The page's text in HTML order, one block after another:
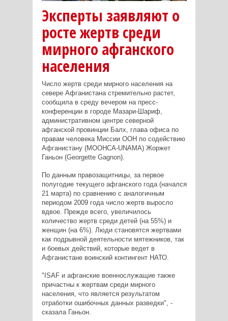
Эксперты заявляют о
росте жертв среди
мирного афганского
населения
Число жертв среди мирного населения на
севере Афганистана стремительно растет,
сообщила в среду вечером на пресс-
конференции в городе Мазари-Шариф,
административном центре северной
афганской провинции Балх, глава офиса по
правам человека Миссии ООН по содействию
Афганистану (МООНСА-UNAMA) Жоржет
Ганьон (Georgette Gagnon).
По данным правозащитницы, за первое
полугодие текущего афганского года (начался
21 марта) по сравнению с аналогичным
периодом 2009 года число жертв выросло
вдвое. Прежде всего, увеличилось
количество жертв среди детей (на 55%) и
женщин (на 6%). Люди становятся жертвами
как подрывной деятельности мятежников, так
и боевых действий, которые ведет в
Афганистане воинский контингент НАТО.
"ISAF и афганские военнослужащие также
причастны к жертвам среди мирного
населения, что является результатом
отработки ошибочных данных разведки", -
сказала Ганьон.